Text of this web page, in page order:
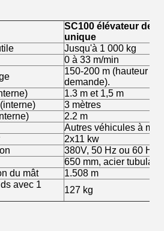
SC100 élévateur de
unique
Jusqu'à 1 000 kg
0 à 33 m/min
150-200 m (hauteur
demande).
1.3 m et 1,5 m
3 mètres
2.2 m
Autres véhicules à
2x11 kw
380V, 50 Hz ou 60 Hz,
650 mm, acier
du mât
1.508 m
avec 1
127 kg